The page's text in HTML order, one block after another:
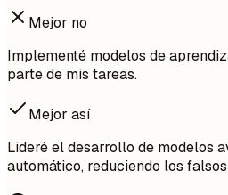
Mejor no
Implementé modelos de
parte de mis tareas.
Mejor así
Lideré el desarrollo de modelos
automático, reduciendo los